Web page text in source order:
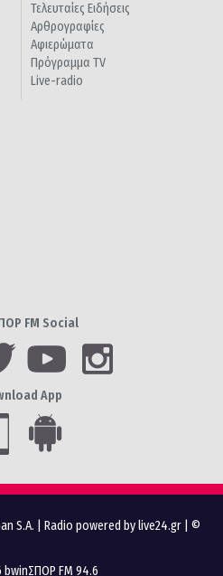
Τελευταίες Ειδήσεις
Αρθρογραφίες
Αφιερώματα
Πρόγραμμα TV
Live-radio
FM Social
App
S.A. Radio powered by live24.gr | ©
bwinΣΠΟΡ FM 94.6